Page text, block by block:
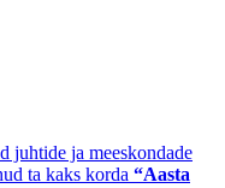
juhtide ja meeskondade
ta kaks korda “Aasta